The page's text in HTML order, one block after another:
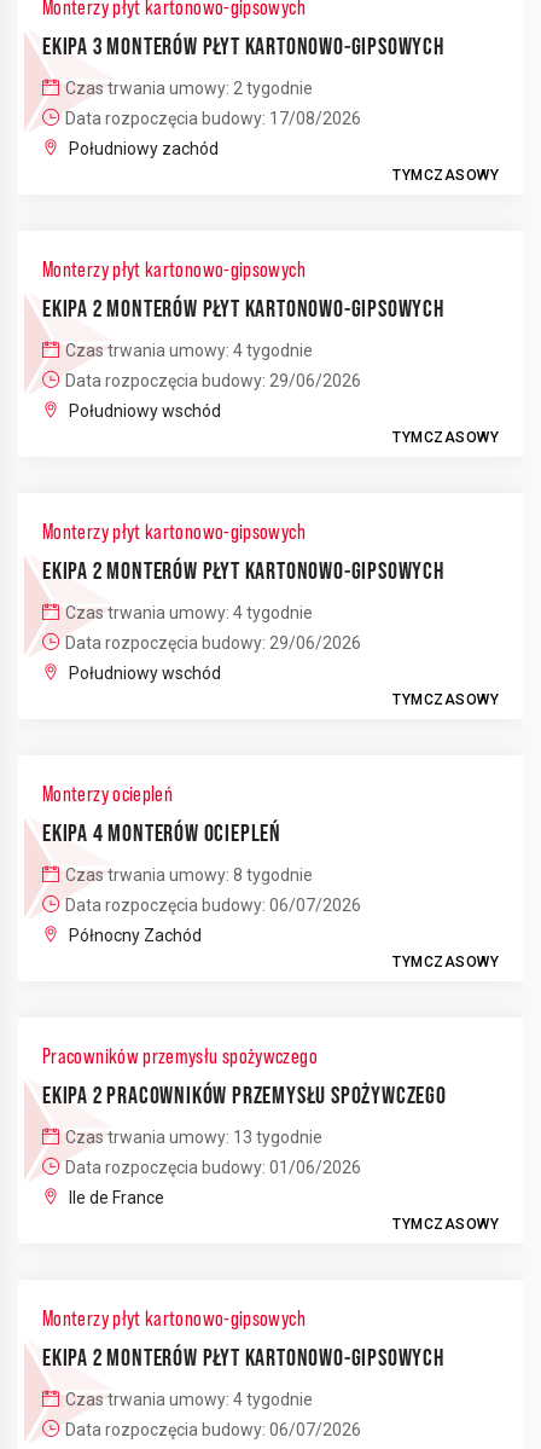
Monterzy płyt kartonowo-gipsowych
EKIPA 3 MONTERÓW PŁYT KARTONOWO-GIPSOWYCH
Czas trwania umowy: 2 tygodnie
Data rozpoczęcia budowy: 17/08/2026
Południowy zachód
TYMCZASOWY
Monterzy płyt kartonowo-gipsowych
EKIPA 2 MONTERÓW PŁYT KARTONOWO-GIPSOWYCH
Czas trwania umowy: 4 tygodnie
Data rozpoczęcia budowy: 29/06/2026
Południowy wschód
TYMCZASOWY
Monterzy płyt kartonowo-gipsowych
EKIPA 2 MONTERÓW PŁYT KARTONOWO-GIPSOWYCH
Czas trwania umowy: 4 tygodnie
Data rozpoczęcia budowy: 29/06/2026
Południowy wschód
TYMCZASOWY
Monterzy ociepleń
EKIPA 4 MONTERÓW OCIEPLEŃ
Czas trwania umowy: 8 tygodnie
Data rozpoczęcia budowy: 06/07/2026
Północny Zachód
TYMCZASOWY
Pracowników przemysłu spożywczego
EKIPA 2 PRACOWNIKÓW PRZEMYSŁU SPOŻYWCZEGO
Czas trwania umowy: 13 tygodnie
Data rozpoczęcia budowy: 01/06/2026
Ile de France
TYMCZASOWY
Monterzy płyt kartonowo-gipsowych
EKIPA 2 MONTERÓW PŁYT KARTONOWO-GIPSOWYCH
Czas trwania umowy: 4 tygodnie
Data rozpoczęcia budowy: 06/07/2026
4